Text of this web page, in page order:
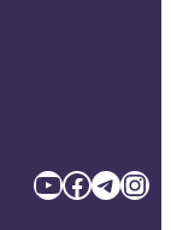
YouTube Facebook TelegramInstagram